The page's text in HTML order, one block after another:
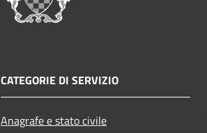
CATEGORIE DI SERVIZIO
Anagrafe e stato civile